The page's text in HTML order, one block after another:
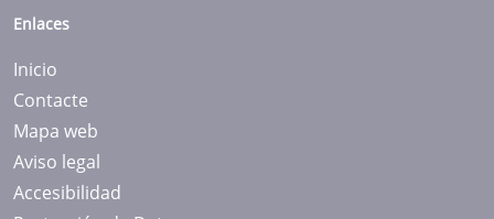
Enlaces
Inicio
Contacte
Mapa web
Aviso legal
Accesibilidad